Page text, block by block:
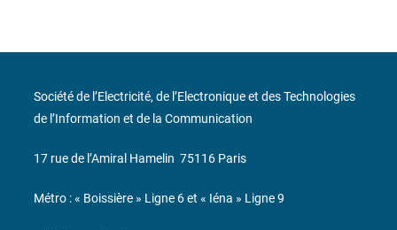
Société de l’Electricité, de l’Electronique et des Technologies
de l’Information et de la Communication
17 rue de l’Amiral Hamelin 75116 Paris
Métro : « Boissière » Ligne 6 et « Iéna » Ligne 9